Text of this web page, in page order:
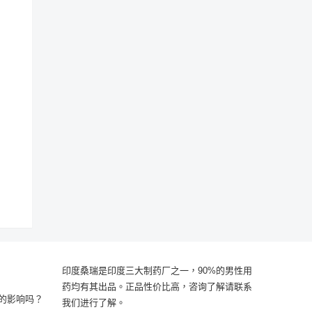
影响吗？
印度桑瑞是印度三大制药厂之一，90%的男性用
药均有其出品。正品性价比高，咨询了解请联系
我们进行了解。